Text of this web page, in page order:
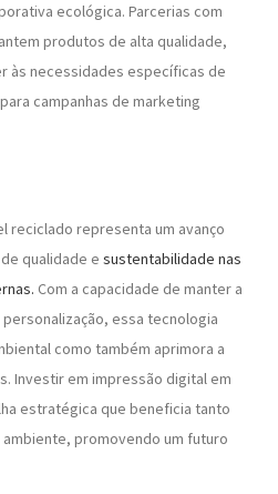
ecológica. Parcerias com
produtos de alta qualidade,
às necessidades específicas de
campanhas de marketing
reciclado representa um avanço
qualidade e sustentabilidade nas
Com a capacidade de manter a
essa tecnologia
como também aprimora a
Investir em impressão digital em
estratégica que beneficia tanto
promovendo um futuro